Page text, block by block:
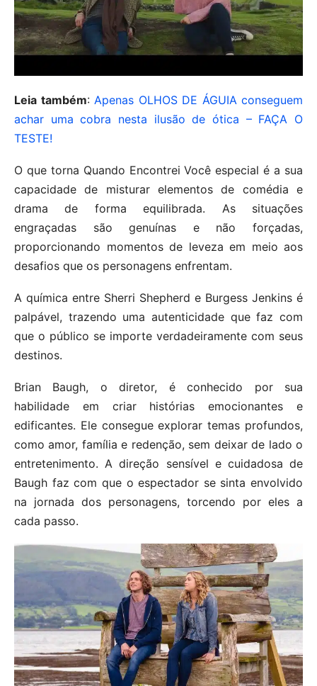
Leia também: Apenas OLHOS DE ÁGUIA conseguem
achar uma cobra nesta ilusão de ótica – FAÇA O
TESTE!
O que torna Quando Encontrei Você especial é a sua
capacidade de misturar elementos de comédia e
drama de forma equilibrada. As situações
engraçadas são genuínas e não forçadas,
proporcionando momentos de leveza em meio aos
desafios que os personagens enfrentam.
A química entre Sherri Shepherd e Burgess Jenkins é
palpável, trazendo uma autenticidade que faz com
que o público se importe verdadeiramente com seus
destinos.
Brian Baugh, o diretor, é conhecido por sua
habilidade em criar histórias emocionantes e
edificantes. Ele consegue explorar temas profundos,
como amor, família e redenção, sem deixar de lado o
entretenimento. A direção sensível e cuidadosa de
Baugh faz com que o espectador se sinta envolvido
na jornada dos personagens, torcendo por eles a
cada passo.